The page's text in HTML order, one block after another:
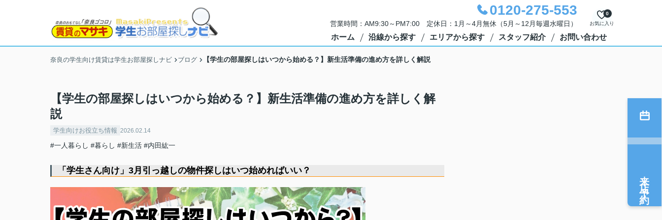
0120-275-553
営業時間：AM9:30～PM7:00 定休日：1月～4月無休（5月～12月毎週水曜日） お気に入り
0
ホーム 沿線から探す エリアから探す スタッフ紹介 お問い合わせ
奈良の学生向け賃貸は学生お部屋探しナビ ブログ 【学生の部屋探しはいつから始める？】新生活準備の進め方を詳しく解説
【学生の部屋探しはいつから始める？】新生活準備の進め方を詳しく解
説
学生向けお役立ち情報 2026.02.14
#一人暮らし #暮らし #新生活 #内田紘一
「学生さん向け」3月引っ越しの物件探しはいつ始めればいい？ 来店予約